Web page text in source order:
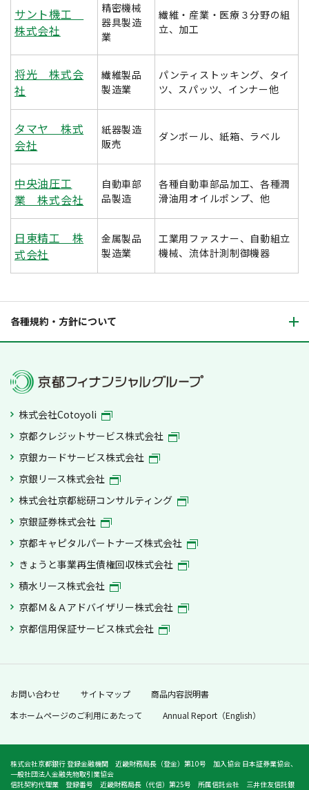
サント機工
株式会社
精密機械
器具製造
業
繊維・産業・医療３分野の組
立、加工
将光 株式会
社
繊維製品
製造業
パンティストッキング、タイ
ツ、スパッツ、インナー他
タマヤ 株式
会社
紙器製造
販売
ダンボール、紙箱、ラベル
中央油圧工
業 株式会社
自動車部
品製造
各種自動車部品加工、各種潤
滑油用オイルポンプ、他
日東精工 株
式会社
金属製品
製造業
工業用ファスナー、自動組立
機械、流体計測制御機器
各種規約・方針について
株式会社Cotoyoli
京都クレジットサービス株式会社
京銀カードサービス株式会社
京銀リース株式会社
株式会社京都総研コンサルティング
京銀証券株式会社
京都キャピタルパートナーズ株式会社
きょうと事業再生債権回収株式会社
積水リース株式会社
京都Ｍ＆Ａアドバイザリー株式会社
京都信用保証サービス株式会社
お問い合わせ サイトマップ
商品内容説明書
本ホームページのご利用にあたって
Annual Report（English）
株式会社京都銀行 登録金融機関 近畿財務局長（登金）第10号 加入協会 日本証券業協会、
一般社団法人金融先物取引業協会
信託契約代理業 登録番号 近畿財務局長（代信）第25号 所属信託会社 三井住友信託銀